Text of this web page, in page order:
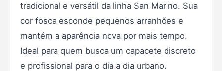
tradicional e versátil da linha San Marino. Sua
cor fosca esconde pequenos arranhões e
mantém a aparência nova por mais tempo.
Ideal para quem busca um capacete discreto
e profissional para o dia a dia urbano.